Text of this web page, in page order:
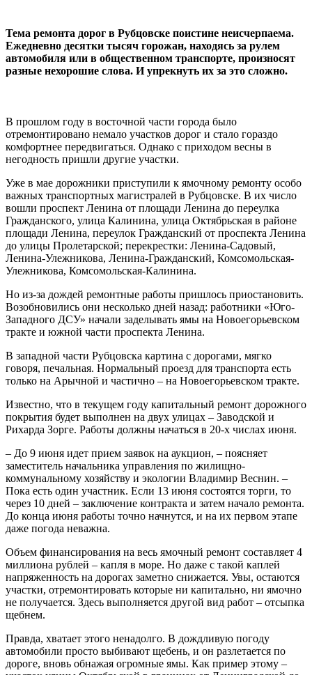
Тема ремонта дорог в Рубцовске поистине неисчерпаема.
Ежедневно десятки тысяч горожан, находясь за рулем
автомобиля или в общественном транспорте, произносят
разные нехорошие слова. И упрекнуть их за это сложно.
В прошлом году в восточной части города было
отремонтировано немало участков дорог и стало гораздо
комфортнее передвигаться. Однако с приходом весны в
негодность пришли другие участки.
Уже в мае дорожники приступили к ямочному ремонту особо
важных транспортных магистралей в Рубцовске. В их число
вошли проспект Ленина от площади Ленина до переулка
Гражданского, улица Калинина, улица Октябрьская в районе
площади Ленина, переулок Гражданский от проспекта Ленина
до улицы Пролетарской; перекрестки: Ленина-Садовый,
Ленина-Улежникова, Ленина-Гражданский, Комсомольская-
Улежникова, Комсомольская-Калинина.
Но из-за дождей ремонтные работы пришлось приостановить.
Возобновились они несколько дней назад: работники «Юго-
Западного ДСУ» начали заделывать ямы на Новоегорьевском
тракте и южной части проспекта Ленина.
В западной части Рубцовска картина с дорогами, мягко
говоря, печальная. Нормальный проезд для транспорта есть
только на Арычной и частично – на Новоегорьевском тракте.
Известно, что в текущем году капитальный ремонт дорожного
покрытия будет выполнен на двух улицах – Заводской и
Рихарда Зорге. Работы должны начаться в 20-х числах июня.
– До 9 июня идет прием заявок на аукцион, – поясняет
заместитель начальника управления по жилищно-
коммунальному хозяйству и экологии Владимир Веснин. –
Пока есть один участник. Если 13 июня состоятся торги, то
через 10 дней – заключение контракта и затем начало ремонта.
До конца июня работы точно начнутся, и на их первом этапе
даже погода неважна.
Объем финансирования на весь ямочный ремонт составляет 4
миллиона рублей – капля в море. Но даже с такой каплей
напряженность на дорогах заметно снижается. Увы, остаются
участки, отремонтировать которые ни капитально, ни ямочно
не получается. Здесь выполняется другой вид работ – отсыпка
щебнем.
Правда, хватает этого ненадолго. В дождливую погоду
автомобили просто выбивают щебень, и он разлетается по
дороге, вновь обнажая огромные ямы. Как пример этому –